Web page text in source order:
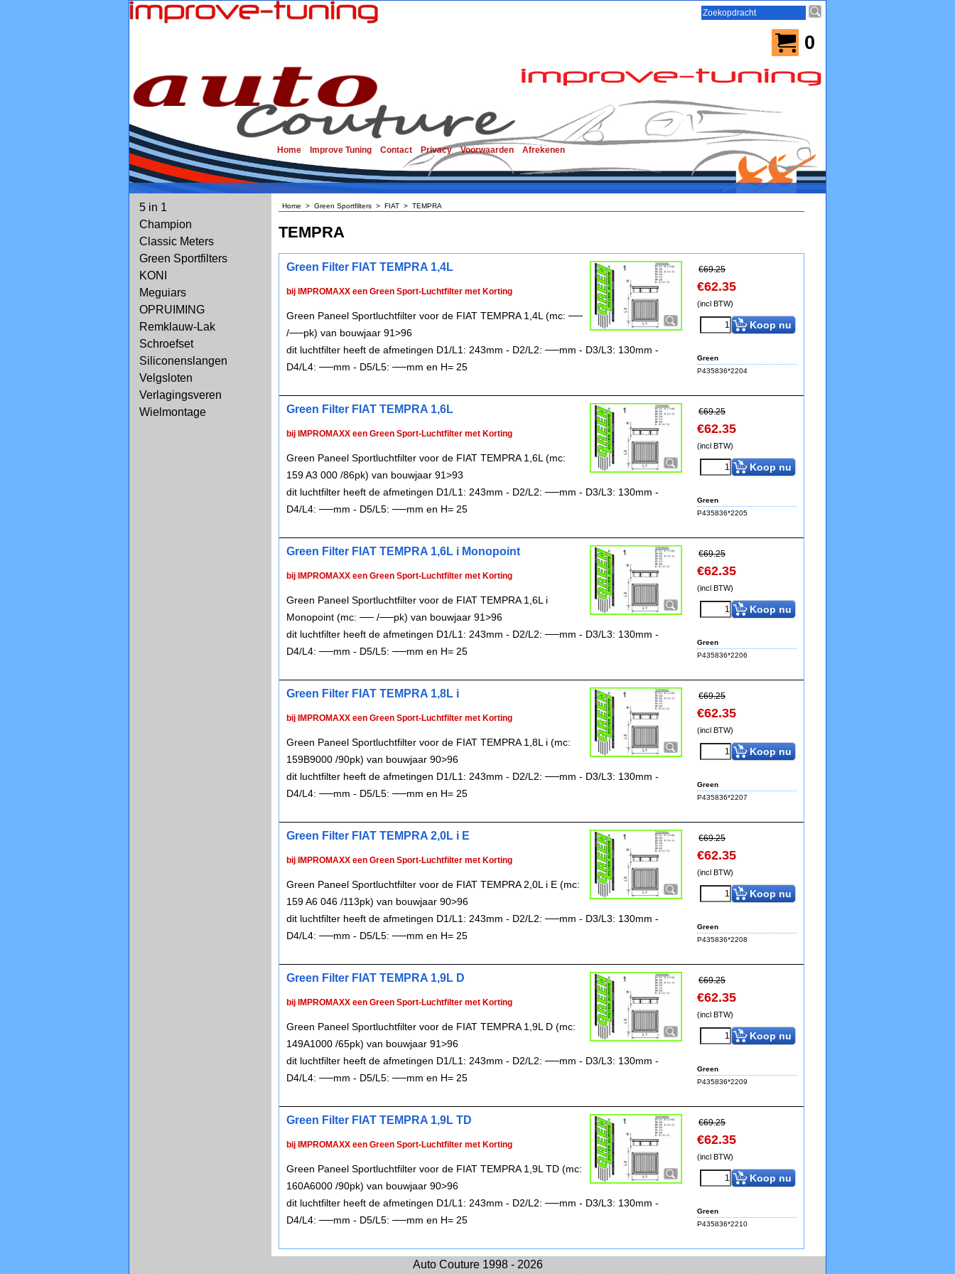
0
Home Improve Tuning Contact Privacy Voorwaarden Afrekenen
5 in 1
Champion
Classic Meters
Green Sportfilters
KONI
Meguiars
OPRUIMING
Remklauw-Lak
Schroefset
Siliconenslangen
Velgsloten
Verlagingsveren
Wielmontage
Home > Green Sportfilters > FIAT > TEMPRA
TEMPRA
€69.25
€62.35
(incl BTW)
Koop nu
Green
P435836*2204
Green Filter FIAT TEMPRA 1,4L
bij IMPROMAXX een Green Sport-Luchtfilter met Korting
Green Paneel Sportluchtfilter voor de FIAT TEMPRA 1,4L (mc: ──
/──pk) van bouwjaar 91>96
dit luchtfilter heeft de afmetingen D1/L1: 243mm - D2/L2: ──mm - D3/L3: 130mm -
D4/L4: ──mm - D5/L5: ──mm en H= 25
€69.25
€62.35
(incl BTW)
Koop nu
Green
P435836*2205
Green Filter FIAT TEMPRA 1,6L
bij IMPROMAXX een Green Sport-Luchtfilter met Korting
Green Paneel Sportluchtfilter voor de FIAT TEMPRA 1,6L (mc:
159 A3 000 /86pk) van bouwjaar 91>93
dit luchtfilter heeft de afmetingen D1/L1: 243mm - D2/L2: ──mm - D3/L3: 130mm -
D4/L4: ──mm - D5/L5: ──mm en H= 25
€69.25
€62.35
(incl BTW)
Koop nu
Green
P435836*2206
Green Filter FIAT TEMPRA 1,6L i Monopoint
bij IMPROMAXX een Green Sport-Luchtfilter met Korting
Green Paneel Sportluchtfilter voor de FIAT TEMPRA 1,6L i
Monopoint (mc: ── /──pk) van bouwjaar 91>96
dit luchtfilter heeft de afmetingen D1/L1: 243mm - D2/L2: ──mm - D3/L3: 130mm -
D4/L4: ──mm - D5/L5: ──mm en H= 25
€69.25
€62.35
(incl BTW)
Koop nu
Green
P435836*2207
Green Filter FIAT TEMPRA 1,8L i
bij IMPROMAXX een Green Sport-Luchtfilter met Korting
Green Paneel Sportluchtfilter voor de FIAT TEMPRA 1,8L i (mc:
159B9000 /90pk) van bouwjaar 90>96
dit luchtfilter heeft de afmetingen D1/L1: 243mm - D2/L2: ──mm - D3/L3: 130mm -
D4/L4: ──mm - D5/L5: ──mm en H= 25
€69.25
€62.35
(incl BTW)
Koop nu
Green
P435836*2208
Green Filter FIAT TEMPRA 2,0L i E
bij IMPROMAXX een Green Sport-Luchtfilter met Korting
Green Paneel Sportluchtfilter voor de FIAT TEMPRA 2,0L i E (mc:
159 A6 046 /113pk) van bouwjaar 90>96
dit luchtfilter heeft de afmetingen D1/L1: 243mm - D2/L2: ──mm - D3/L3: 130mm -
D4/L4: ──mm - D5/L5: ──mm en H= 25
€69.25
€62.35
(incl BTW)
Koop nu
Green
P435836*2209
Green Filter FIAT TEMPRA 1,9L D
bij IMPROMAXX een Green Sport-Luchtfilter met Korting
Green Paneel Sportluchtfilter voor de FIAT TEMPRA 1,9L D (mc:
149A1000 /65pk) van bouwjaar 91>96
dit luchtfilter heeft de afmetingen D1/L1: 243mm - D2/L2: ──mm - D3/L3: 130mm -
D4/L4: ──mm - D5/L5: ──mm en H= 25
€69.25
€62.35
(incl BTW)
Koop nu
Green
P435836*2210
Green Filter FIAT TEMPRA 1,9L TD
bij IMPROMAXX een Green Sport-Luchtfilter met Korting
Green Paneel Sportluchtfilter voor de FIAT TEMPRA 1,9L TD (mc:
160A6000 /90pk) van bouwjaar 90>96
dit luchtfilter heeft de afmetingen D1/L1: 243mm - D2/L2: ──mm - D3/L3: 130mm -
D4/L4: ──mm - D5/L5: ──mm en H= 25
Auto Couture 1998 - 2026